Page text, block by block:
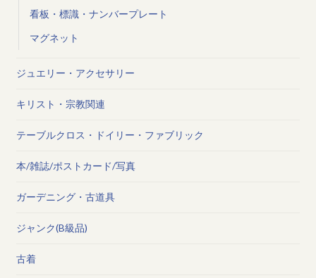
看板・標識・ナンバープレート
マグネット
ジュエリー・アクセサリー
キリスト・宗教関連
テーブルクロス・ドイリー・ファブリック
本/雑誌/ポストカード/写真
ガーデニング・古道具
ジャンク(B級品)
古着